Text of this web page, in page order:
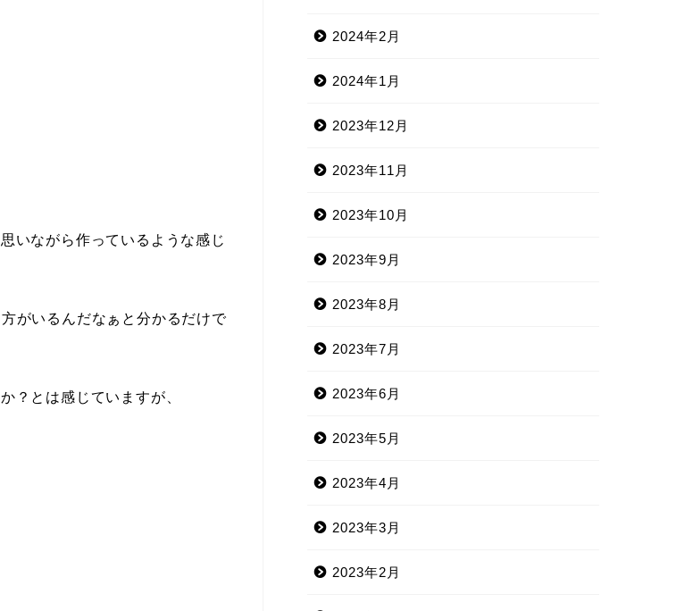
いながら作っているような感じ
がいるんだなぁと分かるだけで
？とは感じていますが、
2024年2月
2024年1月
2023年12月
2023年11月
2023年10月
2023年9月
2023年8月
2023年7月
2023年6月
2023年5月
2023年4月
2023年3月
2023年2月